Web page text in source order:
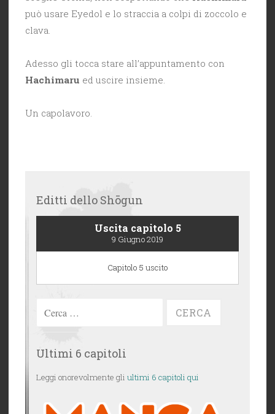
può usare Eyedol e lo straccia a colpi di zoccolo e
clava.
Adesso gli tocca stare all’appuntamento con
Hachimaru ed uscire insieme.
Un capolavoro.
Editti dello Shōgun
Uscita capitolo 5
9 Giugno 2019
Capitolo 5 uscito
Ultimi 6 capitoli
Leggi onorevolmente gli ultimi 6 capitoli qui